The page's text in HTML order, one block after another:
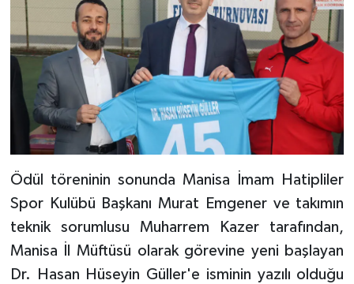
Ödül töreninin sonunda Manisa İmam Hatipliler
Spor Kulübü Başkanı Murat Emgener ve takımın
teknik sorumlusu Muharrem Kazer tarafından,
Manisa İl Müftüsü olarak görevine yeni başlayan
Dr. Hasan Hüseyin Güller'e isminin yazılı olduğu
Kayseri Müftülüğü
Kilis Müftülüğü
Kırıkkale Müftülüğü
Kırklareli Müftülüğü
Kırşehir Müftülüğü
Kocaeli Müftülüğü
Konya Müftülüğü